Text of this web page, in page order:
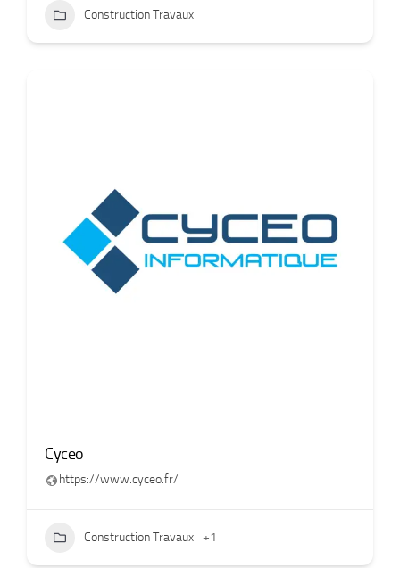
Construction Travaux
Cyceo
https://www.cyceo.fr/
Construction Travaux +1